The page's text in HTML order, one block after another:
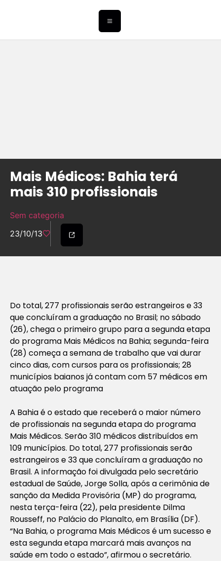
Mais Médicos: Bahia terá
mais 310 profissionais
Sem categoria
23/10/13
Do total, 277 profissionais serão estrangeiros e 33
que concluíram a graduação no Brasil; no sábado
(26), chega o primeiro grupo para a segunda etapa
do programa Mais Médicos na Bahia; segunda-feira
(28) começa a semana de trabalho que vai durar
cinco dias, com cursos para os profissionais; 28
municípios baianos já contam com 57 médicos em
atuação pelo programa
A Bahia é o estado que receberá o maior número
de profissionais na segunda etapa do programa
Mais Médicos. Serão 310 médicos distribuídos em
109 municípios. Do total, 277 profissionais serão
estrangeiros e 33 que concluíram a graduação no
Brasil. A informação foi divulgada pelo secretário
estadual de Saúde, Jorge Solla, após a cerimônia de
sanção da Medida Provisória (MP) do programa,
nesta terça-feira (22), pela presidente Dilma
Rousseff, no Palácio do Planalto, em Brasília (DF).
“Na Bahia, o programa Mais Médicos é um sucesso e
esta segunda etapa marcará mais avanços na
saúde em todo o estado”, afirmou o secretário.